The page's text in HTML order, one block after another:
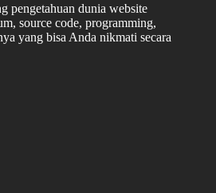
pengetahuan dunia website
source code, programming,
yang bisa Anda nikmati secara